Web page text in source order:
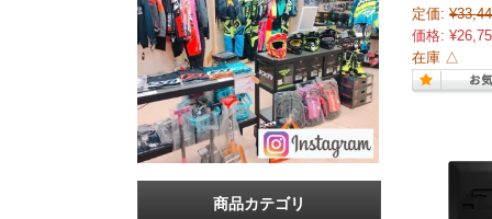
定価:
価格:
在庫 △
商品カテゴリ